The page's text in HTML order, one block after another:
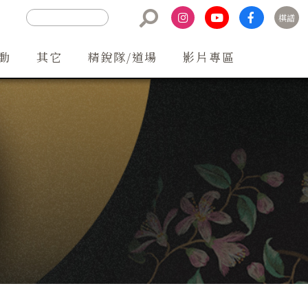
棋譜
其它 精銳隊/道場 影片專區
聯絡方式